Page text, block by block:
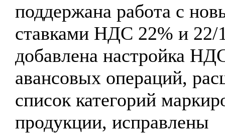
поддержана работа с
ставками НДС 22% и 22/
добавлена настройка
авансовых операций,
список категорий
продукции, исправлены